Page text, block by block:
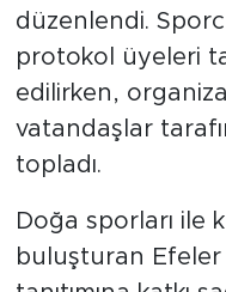
düzenlendi.
protokol üyeleri
edilirken,
vatandaşlar
topladı.
Doğa sporları ile
buluşturan Efeler